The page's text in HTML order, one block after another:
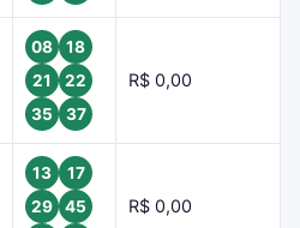
08
18
21
22
35
37
R$ 0,00
13
17
29
45
R$ 0,00